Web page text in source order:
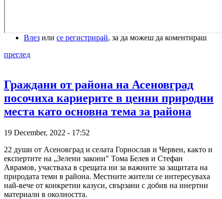
Влез или се регистрирай, за да можеш да коментираш
преглед
Граждани от района на Асеновград
посочиха кариерите в ценни природни
места като основна тема за района
19 December, 2022 - 17:52
22 души от Асеновград и селата Горнослав и Червен, както и
експертите на „Зелени закони" Тома Белев и Стефан
Аврамов, участваха в срещата ни за важните за защитата на
природата теми в района. Местните жители се интересуваха
най-вече от конкретни казуси, свързани с добив на инертни
материали в околността.